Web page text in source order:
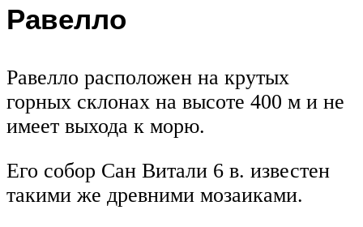
Равелло
Равелло расположен на крутых
горных склонах на высоте 400 м и не
имеет выхода к морю.
Его собор Сан Витали 6 в. известен
такими же древними мозаиками.